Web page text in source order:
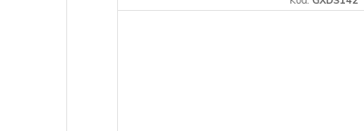
t
dokoupit zde